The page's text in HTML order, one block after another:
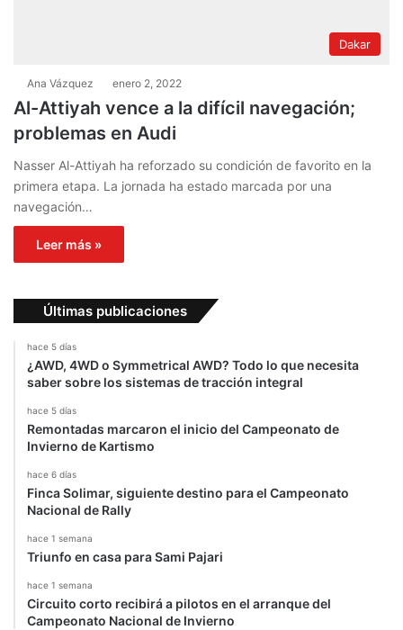
Dakar
Ana Vázquez enero 2, 2022
Al-Attiyah vence a la difícil navegación;
problemas en Audi
Nasser Al-Attiyah ha reforzado su condición de favorito en la
primera etapa. La jornada ha estado marcada por una
navegación…
Leer más »
Últimas publicaciones
hace 5 días
¿AWD, 4WD o Symmetrical AWD? Todo lo que necesita
saber sobre los sistemas de tracción integral
hace 5 días
Remontadas marcaron el inicio del Campeonato de
Invierno de Kartismo
hace 6 días
Finca Solimar, siguiente destino para el Campeonato
Nacional de Rally
hace 1 semana
Triunfo en casa para Sami Pajari
hace 1 semana
Circuito corto recibirá a pilotos en el arranque del
Campeonato Nacional de Invierno